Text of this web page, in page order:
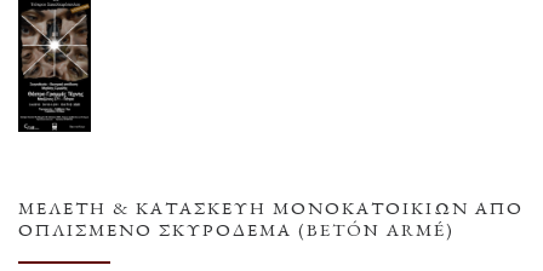
ΜΕΛΕΤΗ & ΚΑΤΑΣΚΕΥΗ ΜΟΝΟΚΑΤΟΙΚΙΩΝ ΑΠΟ
ΟΠΛΙΣΜΕΝΟ ΣΚΥΡΟΔΕΜΑ (BETÓN ARMÉ)